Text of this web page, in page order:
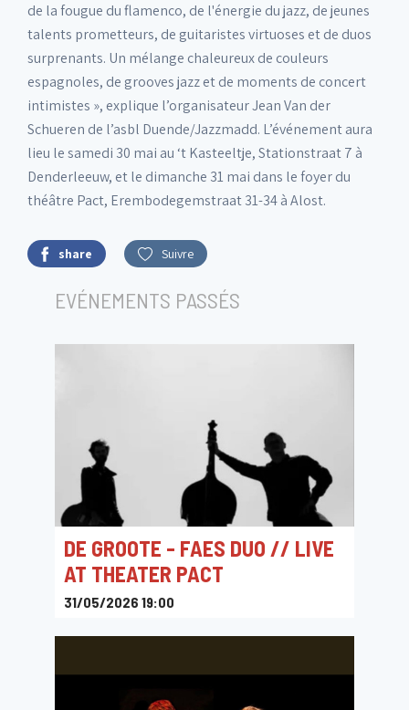
de la fougue du flamenco, de l'énergie du jazz, de jeunes
talents prometteurs, de guitaristes virtuoses et de duos
surprenants. Un mélange chaleureux de couleurs
espagnoles, de grooves jazz et de moments de concert
intimistes », explique l’organisateur Jean Van der
Schueren de l’asbl Duende/Jazzmadd. L’événement aura
lieu le samedi 30 mai au ‘t Kasteeltje, Stationstraat 7 à
Denderleeuw, et le dimanche 31 mai dans le foyer du
théâtre Pact, Erembodegemstraat 31-34 à Alost.
share Suivre
EVÉNEMENTS PASSÉS
DE GROOTE - FAES DUO // LIVE
AT THEATER PACT
31/05/2026 19:00